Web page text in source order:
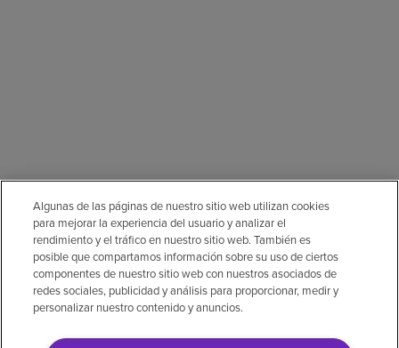
Algunas de las páginas de nuestro sitio web utilizan cookies
para mejorar la experiencia del usuario y analizar el
rendimiento y el tráfico en nuestro sitio web. También es
posible que compartamos información sobre su uso de ciertos
componentes de nuestro sitio web con nuestros asociados de
redes sociales, publicidad y análisis para proporcionar, medir y
personalizar nuestro contenido y anuncios.